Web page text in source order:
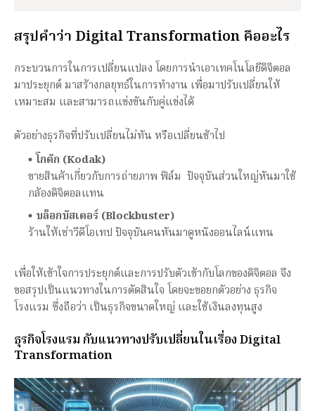
สรุปคำว่า Digital Transformation คืออะไร
กระบวนการในการเปลี่ยนแปลง โดยการนำเอาเทคโนโลยีดิจิตอล
มาประยุกต์ มาสร้างกลยุทธ์ในการทำงาน เพื่อมาปรับเปลี่ยนให้
เหมาะสม และสามารถแข่งขันกับคู่แข่งได้
ตัวอย่างธุรกิจที่ปรับเปลี่ยนไม่ทัน หรือเปลี่ยนช้าไป
โกดัก (Kodak)
ขายสินค้าเกี่ยวกับการถ่ายภาพ ฟิล์ม ปัจจุบันส่วนใหญ่หันมาใช้
กล้องดิจิตอลแทน
บล็อกบัสเตอร์ (Blockbuster)
ร้านให้เช่าวีดีโอเทป ปัจจุบันคนหันมาดูหนังออนไลน์แทน
เพื่อให้เข้าใจการประยุกต์และการปรับตัวเข้ากับโลกของดิจิตอล จึง
ขอสรุปเป็นแนวทางในการตัดสินใจ โดยจะขอยกตัวอย่าง ธุรกิจ
โรงแรม ซึ่งถือว่า เป็นธุรกิจขนาดใหญ่ และใช้เงินลงทุนสูง
ธุรกิจโรงแรม กับแนวทางปรับเปลี่ยนในเรื่อง Digital
Transformation